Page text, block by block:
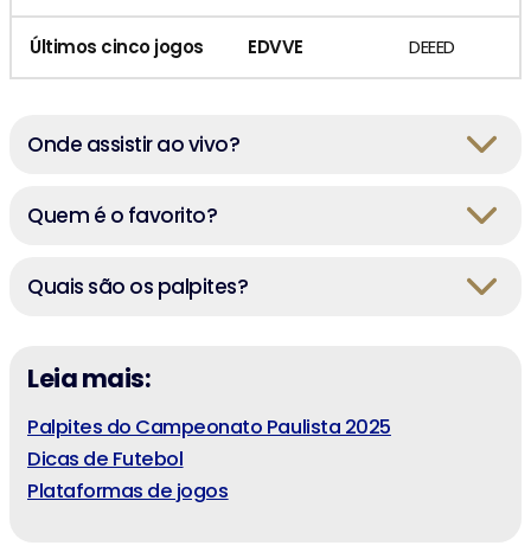
Últimos cinco jogos EDVVE DEEED
Onde assistir ao vivo?
Quem é o favorito?
Quais são os palpites?
Leia mais:
Palpites do Campeonato Paulista 2025
Dicas de Futebol
Plataformas de jogos